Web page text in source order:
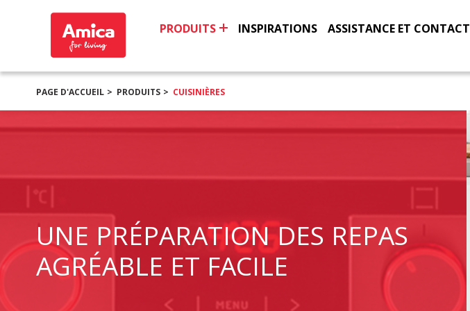
PRODUITS INSPIRATIONS ASSISTANCE ET CONTACT
PAGE D'ACCUEIL PRODUITS CUISINIÈRES
UNE PRÉPARATION DES REPAS
AGRÉABLE ET FACILE